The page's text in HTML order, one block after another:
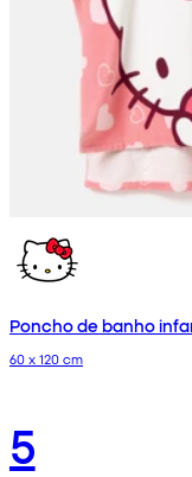
Poncho de banho
60 x 120 cm
5